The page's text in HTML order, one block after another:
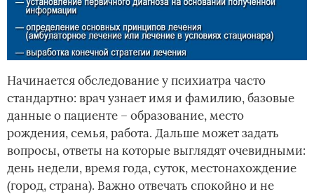
Начинается обследование у психиатра часто
стандартно: врач узнает имя и фамилию, базовые
данные о пациенте – образование, место
рождения, семья, работа. Дальше может задать
вопросы, ответы на которые выглядят очевидными:
день недели, время года, суток, местонахождение
(город, страна). Важно отвечать спокойно и не